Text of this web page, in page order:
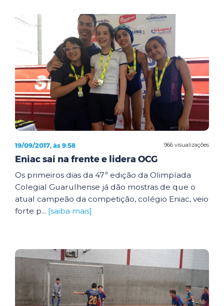
966 visualizações
19/09/2017, às 9:58
Eniac sai na frente e lidera OCG
Os primeiros dias da 47ª edição da Olimpíada
Colegial Guarulhense já dão mostras de que o
atual campeão da competição, colégio Eniac, veio
forte p... [saiba mais]